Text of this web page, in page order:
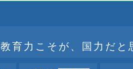
教育力こそが、国力だと